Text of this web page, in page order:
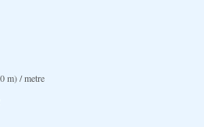
m) / metre